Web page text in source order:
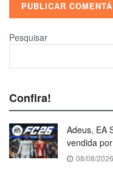
Pesquisar
Confira!
Adeus, EA
vendida
08/08/2026